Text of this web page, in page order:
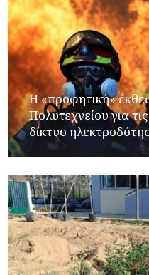
Η «προφητική»
Πολυτεχνείου για
δίκτυο